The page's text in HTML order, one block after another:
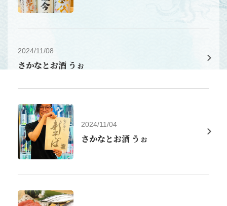
2024/11/08
さかなとお酒 うぉ
2024/11/04
さかなとお酒 うぉ